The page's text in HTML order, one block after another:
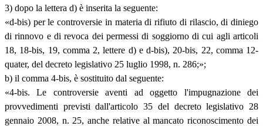
3) dopo la lettera d) è inserita la seguente:
«d-bis) per le controversie in materia di rifiuto di rilascio, di diniego
di rinnovo e di revoca dei permessi di soggiorno di cui agli articoli
18, 18-bis, 19, comma 2, lettere d) e d-bis), 20-bis, 22, comma 12-
quater, del decreto legislativo 25 luglio 1998, n. 286;»;
b) il comma 4-bis, è sostituito dal seguente:
«4-bis. Le controversie aventi ad oggetto l'impugnazione dei
provvedimenti previsti dall'articolo 35 del decreto legislativo 28
gennaio 2008, n. 25, anche relative al mancato riconoscimento dei